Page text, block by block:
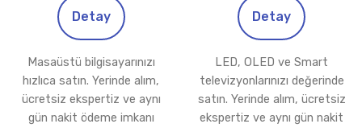
Detay
Masaüstü bilgisayarınızı
hızlıca satın. Yerinde alım,
ücretsiz ekspertiz ve aynı
gün nakit ödeme imkanı
Detay
LED, OLED ve Smart
televizyonlarınızı değerinde
satın. Yerinde alım, ücretsiz
ekspertiz ve aynı gün nakit